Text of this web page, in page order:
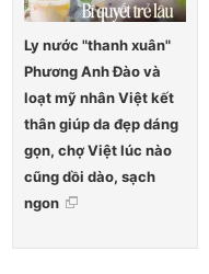
Ly nước "thanh xuân"
Phương Anh Đào và
loạt mỹ nhân Việt kết
thân giúp da đẹp dáng
gọn, chợ Việt lúc nào
cũng dồi dào, sạch
ngon